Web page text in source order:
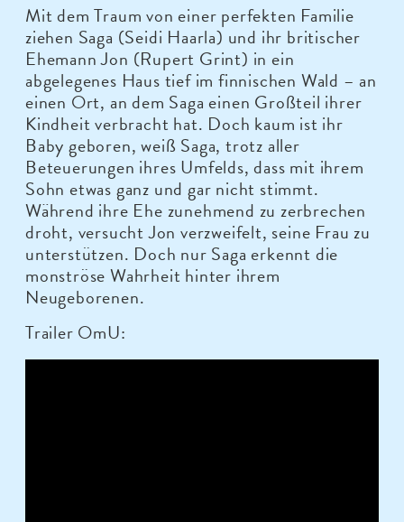
Mit dem Traum von einer perfekten Familie
ziehen Saga (Seidi Haarla) und ihr britischer
Ehemann Jon (Rupert Grint) in ein
abgelegenes Haus tief im finnischen Wald – an
einen Ort, an dem Saga einen Großteil ihrer
Kindheit verbracht hat. Doch kaum ist ihr
Baby geboren, weiß Saga, trotz aller
Beteuerungen ihres Umfelds, dass mit ihrem
Sohn etwas ganz und gar nicht stimmt.
Während ihre Ehe zunehmend zu zerbrechen
droht, versucht Jon verzweifelt, seine Frau zu
unterstützen. Doch nur Saga erkennt die
monströse Wahrheit hinter ihrem
Neugeborenen.
Trailer OmU: